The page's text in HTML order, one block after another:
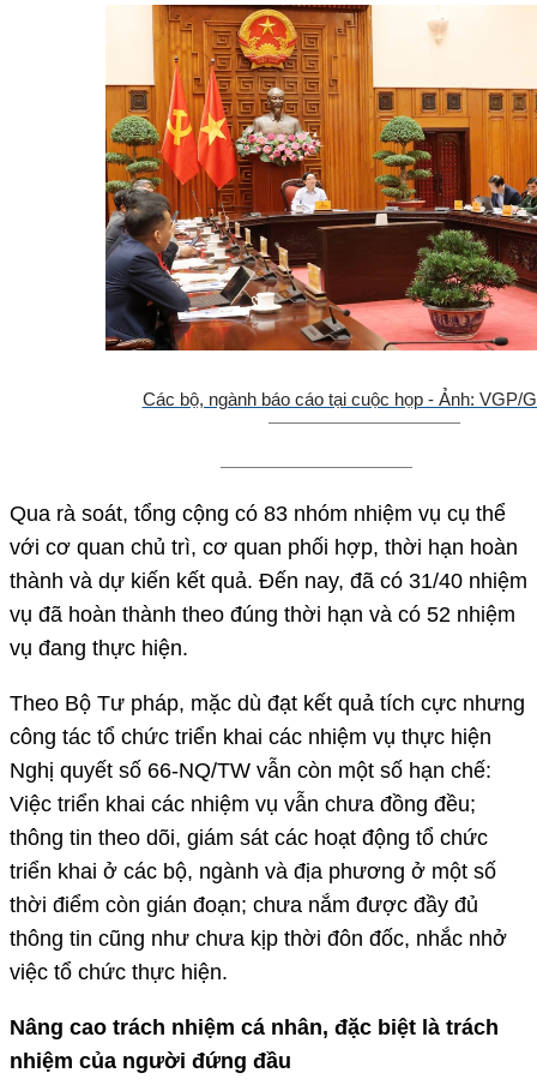
Các bộ, ngành báo cáo tại cuộc họp - Ảnh: VGP/
Qua rà soát, tổng cộng có 83 nhóm nhiệm vụ cụ thể
với cơ quan chủ trì, cơ quan phối hợp, thời hạn hoàn
thành và dự kiến kết quả. Đến nay, đã có 31/40 nhiệm
vụ đã hoàn thành theo đúng thời hạn và có 52 nhiệm
vụ đang thực hiện.
Theo Bộ Tư pháp, mặc dù đạt kết quả tích cực nhưng
công tác tổ chức triển khai các nhiệm vụ thực hiện
Nghị quyết số 66-NQ/TW vẫn còn một số hạn chế:
Việc triển khai các nhiệm vụ vẫn chưa đồng đều;
thông tin theo dõi, giám sát các hoạt động tổ chức
triển khai ở các bộ, ngành và địa phương ở một số
thời điểm còn gián đoạn; chưa nắm được đầy đủ
thông tin cũng như chưa kịp thời đôn đốc, nhắc nhở
việc tổ chức thực hiện.
Nâng cao trách nhiệm cá nhân, đặc biệt là trách
nhiệm của người đứng đầu